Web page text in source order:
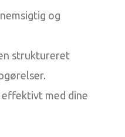
og
struktureret
med dine